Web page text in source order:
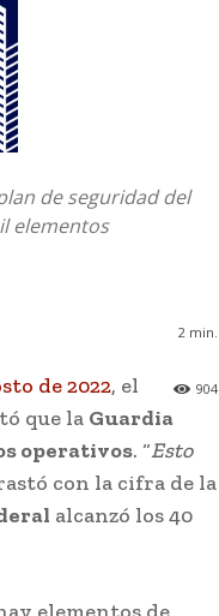
de seguridad del
elementos
2 min.
904
de 2022, el
que la Guardia
operativos. “Esto
con la cifra de la
alcanzó los 40